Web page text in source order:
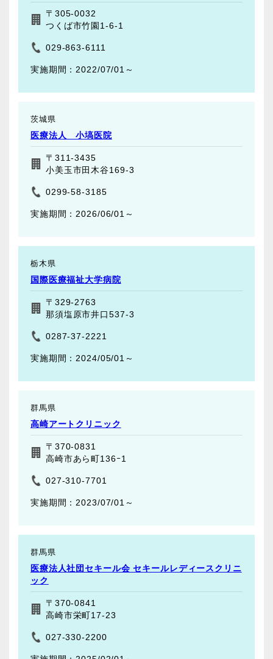
〒305-0032
つくば市竹園1-6-1
029-863-6111
2022/07/01～
茨城県
医療法人 小塙医院
〒311-3435
小美玉市田木谷169-3
0299-58-3185
2026/06/01～
栃木県
国際医療福祉大学病院
〒329-2763
那須塩原市井口537-3
0287-37-2221
2024/05/01～
群馬県
高崎アートクリニック
〒370-0831
高崎市あら町136ｰ1
027-310-7701
2023/07/01～
群馬県
医療法人社団セキール会 セキールレディースクリニ
ック
〒370-0841
高崎市栄町17-23
027-330-2200